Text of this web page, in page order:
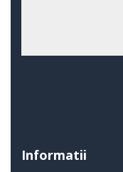
Informatii